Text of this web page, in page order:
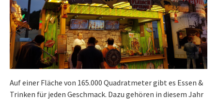
Auf einer Fläche von 165.000 Quadratmeter gibt es Essen &
Trinken für jeden Geschmack. Dazu gehören in diesem Jahr